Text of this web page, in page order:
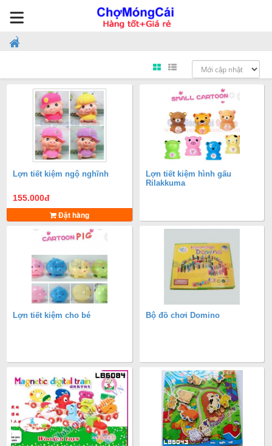
Lợn tiết kiệm ngộ nghĩnh
155.000đ
Đặt hàng
Lợn tiết kiệm hình gấu
Rilakkuma
Lợn tiết kiệm cho bé Bộ đồ chơi Domino